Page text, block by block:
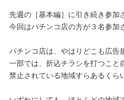
先週の［基本編］に引き続き参加
今回はパチンコ店の方が３名参加
パチンコ店は、やはりどこも広告
一部では、折込チラシを打つこと
禁止されている地域すらあるくら